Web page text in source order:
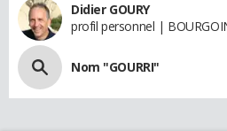
Didier GOURY
profil personnel |
Nom "GOURRI"